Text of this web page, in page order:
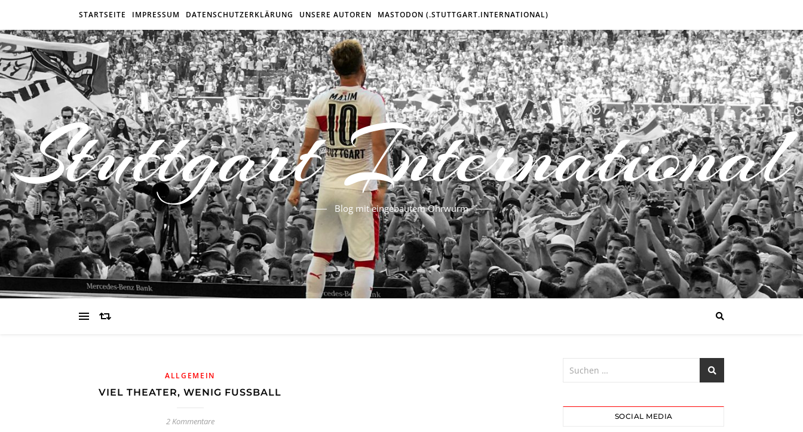
STARTSEITE IMPRESSUM DATENSCHUTZERKLÄRUNG UNSERE AUTOREN MASTODON (.STUTTGART.INTERNATIONAL)
Stuttgart International
Blog mit eingebautem Ohrwurm
ALLGEMEIN
VIEL THEATER, WENIG FUSSBALL
2 Kommentare SOCIAL MEDIA